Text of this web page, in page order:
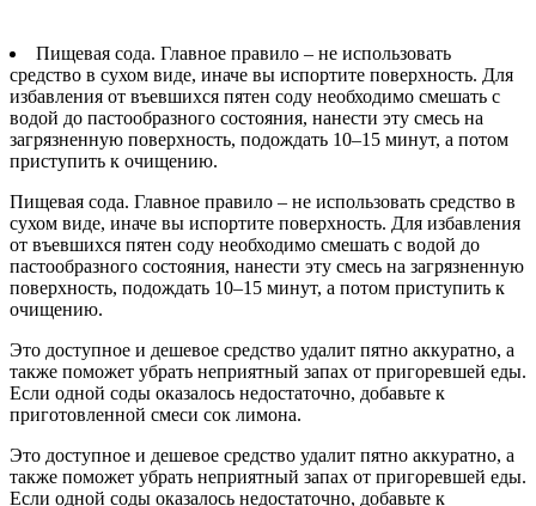
Пищевая сода. Главное правило – не использовать
средство в сухом виде, иначе вы испортите поверхность. Для
избавления от въевшихся пятен соду необходимо смешать с
водой до пастообразного состояния, нанести эту смесь на
загрязненную поверхность, подождать 10–15 минут, а потом
приступить к очищению.
Пищевая сода. Главное правило – не использовать средство в
сухом виде, иначе вы испортите поверхность. Для избавления
от въевшихся пятен соду необходимо смешать с водой до
пастообразного состояния, нанести эту смесь на загрязненную
поверхность, подождать 10–15 минут, а потом приступить к
очищению.
Это доступное и дешевое средство удалит пятно аккуратно, а
также поможет убрать неприятный запах от пригоревшей еды.
Если одной соды оказалось недостаточно, добавьте к
приготовленной смеси сок лимона.
Это доступное и дешевое средство удалит пятно аккуратно, а
также поможет убрать неприятный запах от пригоревшей еды.
Если одной соды оказалось недостаточно, добавьте к